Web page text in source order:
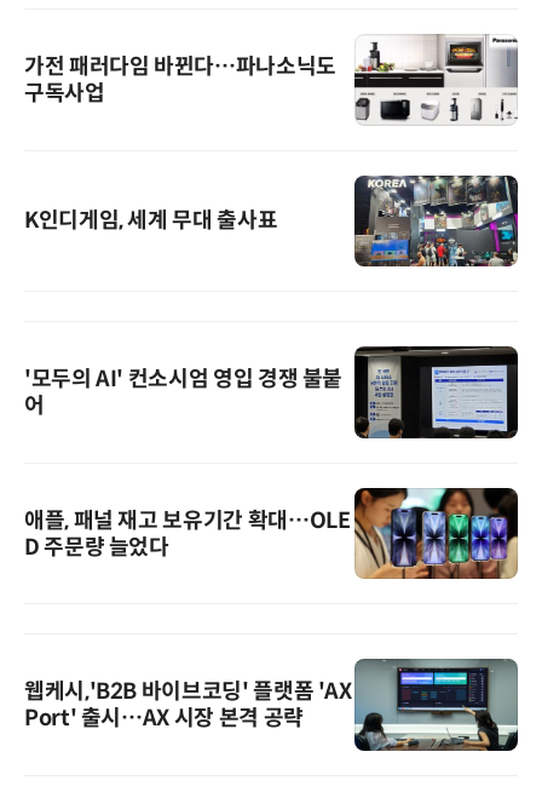
가전 패러다임 바뀐다…파나소닉도
구독사업
K인디게임, 세계 무대 출사표
'모두의 AI' 컨소시엄 영입 경쟁 불붙
어
애플, 패널 재고 보유기간 확대…OLE
D 주문량 늘었다
웹케시,'B2B 바이브코딩' 플랫폼 'AX
Port' 출시…AX 시장 본격 공략